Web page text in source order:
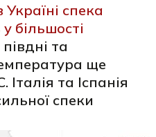
Україні спека
більшості
та
ще
та Іспанія
спеки